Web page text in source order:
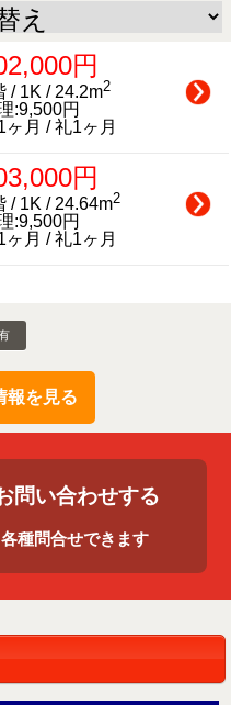
円
/ 1K / 24.2m2
:9,500円
ヶ月 / 礼1ヶ月
円
/ 1K / 24.64m2
:9,500円
ヶ月 / 礼1ヶ月
報を見る
問い合わせする
種問合せできます